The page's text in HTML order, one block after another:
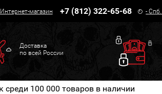
Интернет-магазин +7 (812) 322-65-68 -
Доставка
по всей России